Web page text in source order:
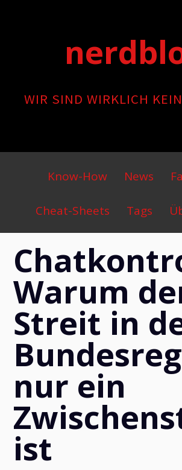
WIR SIND WIRKLICH
Primary
Menu
Know-How News
Cheat-Sheets Tags
Warum
Streit in
nur ein
ist